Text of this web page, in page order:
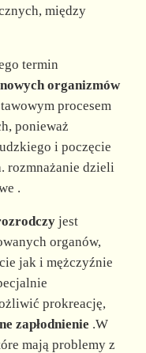
między
termin
organizmów
procesem
ponieważ
i poczęcie
rozmnażanie dzieli
.
jest
organów,
jak i mężczyźnie
prokreację,
zapłodnienie .W
mają problemy z